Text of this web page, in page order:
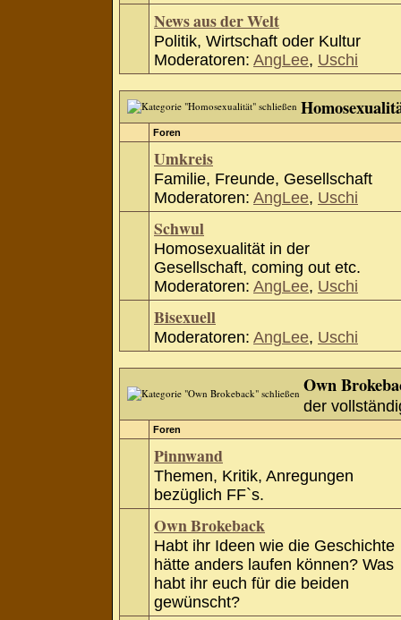
News aus der Welt
Politik, Wirtschaft oder Kultur
Moderatoren: AngLee, Uschi
Foren
Umkreis
Familie, Freunde, Gesellschaft
Moderatoren: AngLee, Uschi
Schwul
Homosexualität in der
Gesellschaft, coming out etc.
Moderatoren: AngLee, Uschi
Bisexuell
Moderatoren: AngLee, Uschi
Own
der
Foren
Pinnwand
Themen, Kritik, Anregungen
bezüglich FF`s.
Own Brokeback
Habt ihr Ideen wie die Geschichte
hätte anders laufen können? Was
habt ihr euch für die beiden
gewünscht?